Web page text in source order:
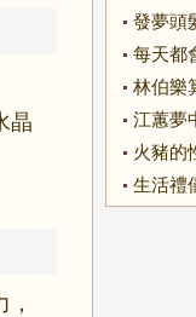
晶
發夢頭
每天都
林伯樂
江蕙夢
火豬的
生活禮